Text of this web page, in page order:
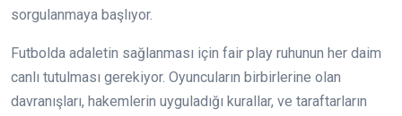
sorgulanmaya başlıyor.
Futbolda adaletin sağlanması için fair play ruhunun her daim
canlı tutulması gerekiyor. Oyuncuların birbirlerine olan
davranışları, hakemlerin uyguladığı kurallar, ve taraftarların